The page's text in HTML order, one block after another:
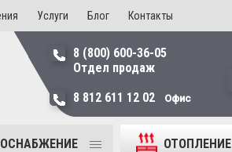
Услуги Блог Контакты
8 (800) 600-36-05
Отдел продаж
8 812 611 12 02
Офис
ОТОПЛЕНИЕ